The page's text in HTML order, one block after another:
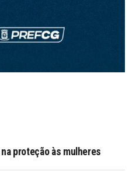
proteção às mulheres